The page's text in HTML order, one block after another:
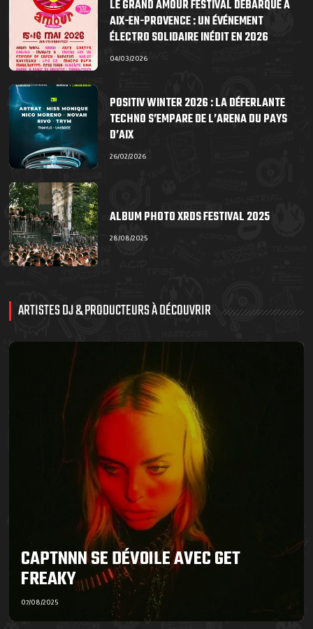
LE GRAND AMOUR FESTIVAL DÉBARQUE À
AIX-EN-PROVENCE : UN ÉVÉNEMENT
ÉLECTRO SOLIDAIRE INÉDIT EN 2026
04/03/2026
POSITIV WINTER 2026 : LA DÉFERLANTE
TECHNO S’EMPARE DE L’ARENA DU PAYS
D’AIX
26/02/2026
ALBUM PHOTO XRDS FESTIVAL 2025
28/08/2025
ARTISTES DJ & PRODUCTEURS À DÉCOUVRIR
CAPTNNN SE DÉVOILE AVEC GET
FREAKY
07/08/2025